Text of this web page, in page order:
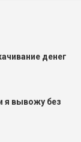
денег
я вывожу без